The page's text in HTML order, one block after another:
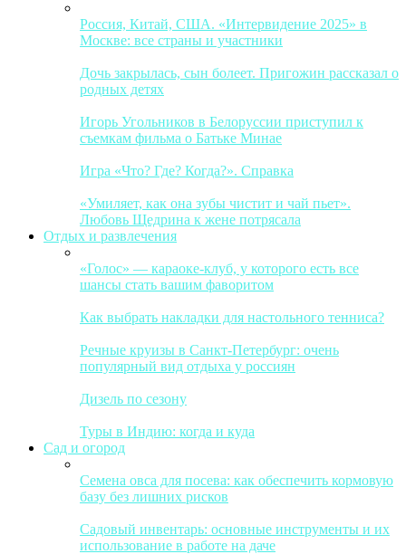
Россия, Китай, США. «Интервидение 2025» в
Москве: все страны и участники
Дочь закрылась, сын болеет. Пригожин рассказал о
родных детях
Игорь Угольников в Белоруссии приступил к
съемкам фильма о Батьке Минае
Игра «Что? Где? Когда?». Справка
«Умиляет, как она зубы чистит и чай пьет».
Любовь Щедрина к жене потрясала
Отдых и развлечения
«Голос» — караоке-клуб, у которого есть все
шансы стать вашим фаворитом
Как выбрать накладки для настольного тенниса?
Речные круизы в Санкт-Петербург: очень
популярный вид отдыха у россиян
Дизель по сезону
Туры в Индию: когда и куда
Сад и огород
Семена овса для посева: как обеспечить кормовую
базу без лишних рисков
Садовый инвентарь: основные инструменты и их
использование в работе на даче